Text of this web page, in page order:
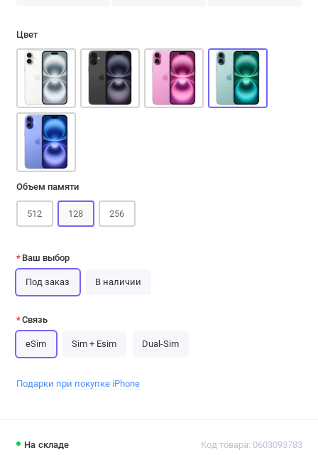
На складе Код товара: 0603093783
Цвет
Объем памяти
512 128 256
Ваш выбор
Под заказ В наличии
Связь
eSim Sim + Esim Dual-Sim
Подарки при покупке iPhone